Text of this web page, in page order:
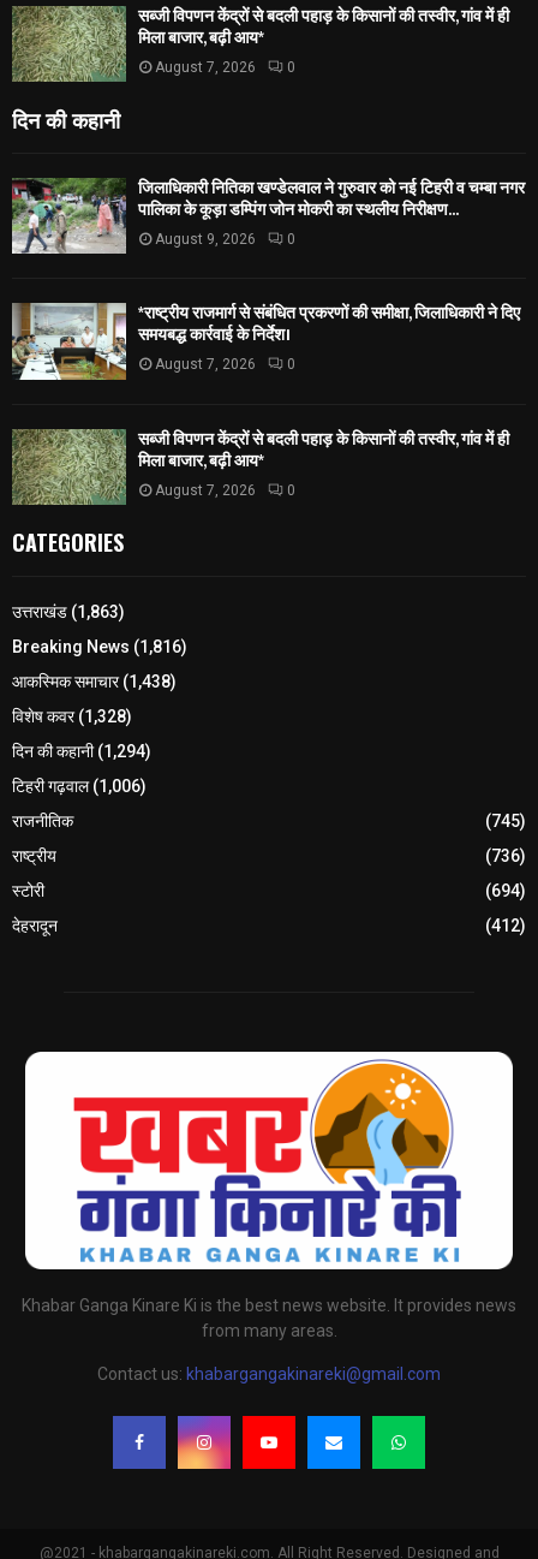
सब्जी विपणन केंद्रों से बदली पहाड़ के किसानों की तस्वीर, गांव में ही
मिला बाजार, बढ़ी आय*
August 7, 2026 0
दिन की कहानी
जिलाधिकारी नितिका खण्डेलवाल ने गुरुवार को नई टिहरी व चम्बा नगर
पालिका के कूड़ा डम्पिंग जोन मोकरी का स्थलीय निरीक्षण...
August 9, 2026 0
*राष्ट्रीय राजमार्ग से संबंधित प्रकरणों की समीक्षा, जिलाधिकारी ने दिए
समयबद्ध कार्रवाई के निर्देश।
August 7, 2026 0
सब्जी विपणन केंद्रों से बदली पहाड़ के किसानों की तस्वीर, गांव में ही
मिला बाजार, बढ़ी आय*
August 7, 2026 0
CATEGORIES
उत्तराखंड (1,863)
Breaking News (1,816)
आकस्मिक समाचार(1,438)
विशेष कवर(1,328)
दिन की कहानी(1,294)
टिहरी गढ़वाल(1,006)
राजनीतिक
(745)
राष्ट्रीय
(736)
स्टोरी
(694)
देहरादून
(412)
Khabar Ganga Kinare Ki is the best news website. It provides news
from many areas.
Contact us: khabargangakinareki@gmail.com
@2021 - khabargangakinareki.com. All Right Reserved. Designed and